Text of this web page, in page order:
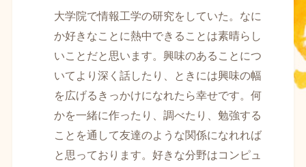
大学院で情報工学の研究をしていた。なに
か好きなことに熱中できることは素晴らし
いことだと思います。興味のあることにつ
いてより深く話したり、ときには興味の幅
を広げるきっかけになれたら幸せです。何
かを一緒に作ったり、調べたり、勉強する
ことを通して友達のような関係になれれば
と思っております。好きな分野はコンピュ